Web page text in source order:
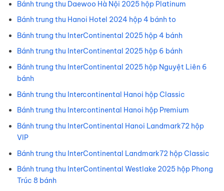
Bánh trung thu Daewoo Hà Nội 2025 hộp Platinum
Bánh trung thu Hanoi Hotel 2024 hộp 4 bánh to
Bánh trung thu InterContinental 2025 hộp 4 bánh
Bánh trung thu InterContinental 2025 hộp 6 bánh
Bánh trung thu InterContinental 2025 hộp Nguyệt Liên 6
bánh
Bánh trung thu Intercontinental Hanoi hộp Classic
Bánh trung thu Intercontinental Hanoi hộp Premium
Bánh trung thu InterContinental Hanoi Landmark72 hộp
VIP
Bánh trung thu InterContinental Landmark72 hộp Classic
Bánh trung thu InterContinental Westlake 2025 hộp Phong
Trúc 8 bánh